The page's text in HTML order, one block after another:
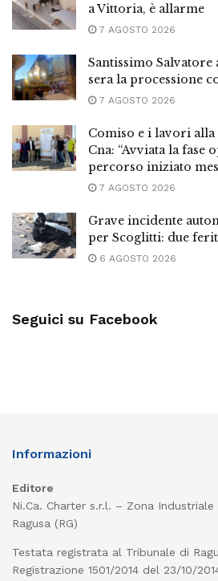
a Vittoria, è allarme
7 AGOSTO 2026
Santissimo
sera la processione
7 AGOSTO 2026
Comiso e i lavori
Cna: “Avviata la fase
percorso iniziato
7 AGOSTO 2026
Grave incidente
per Scoglitti: due
6 AGOSTO 2026
Seguici su Facebook
Informazioni
Editore
Ni.Ca. Charter s.r.l. – Zona
Ragusa (RG)
Testata registrata al Tribunale di
Registrazione 1501/2014 del 23/10/